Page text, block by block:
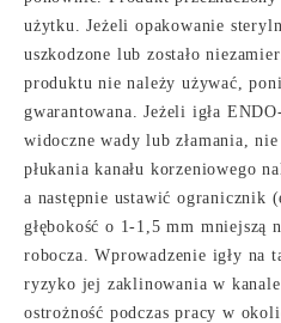
użytku. Jeżeli opakowanie
uszkodzone lub zostało
produktu nie należy używać,
gwarantowana. Jeżeli igła
widoczne wady lub złamania,
płukania kanału korzeniowego
a następnie ustawić ogranicznik
głębokość o 1-1,5 mm mniejszą
robocza. Wprowadzenie igły na
ryzyko jej zaklinowania w
ostrożność podczas pracy w